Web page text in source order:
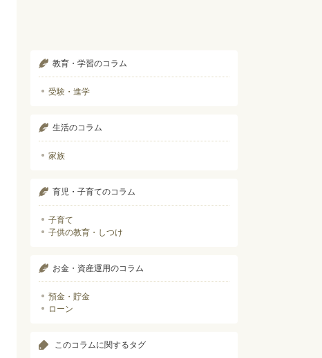
教育・学習のコラム
受験・進学
生活のコラム
家族
育児・子育てのコラム
子育て
子供の教育・しつけ
お金・資産運用のコラム
預金・貯金
ローン
このコラムに関するタグ